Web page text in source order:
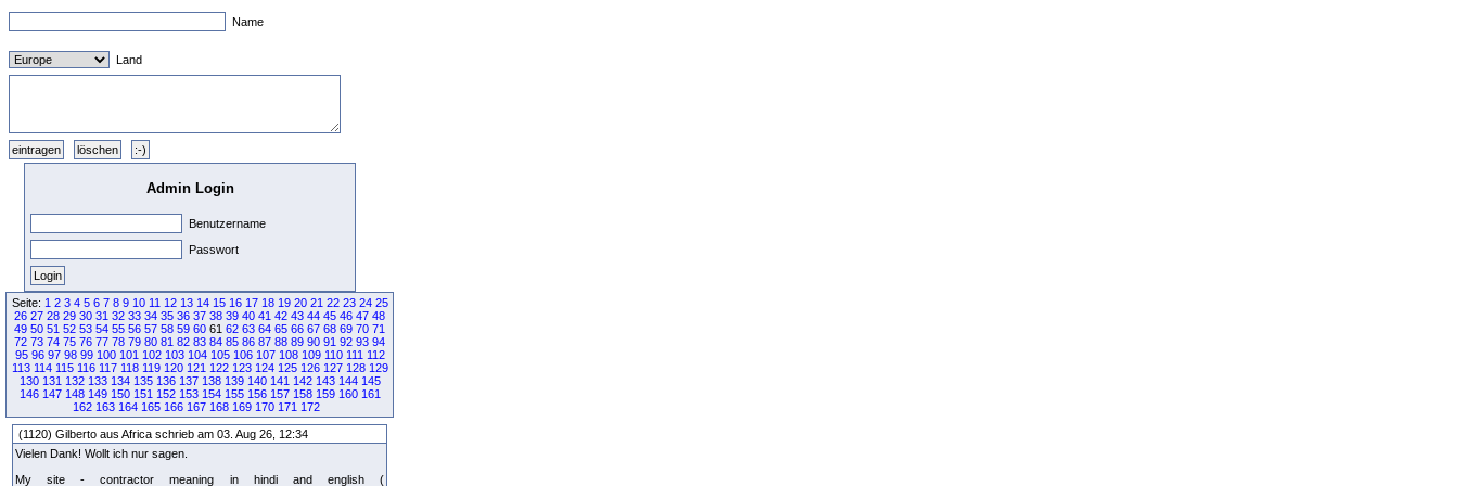
Name
Land
Admin Login
Benutzername
Passwort
Seite: 1 2 3 4 5 6 7 8 9 10 11 12 13 14 15 16 17 18 19 20 21 22 23 24 25
26 27 28 29 30 31 32 33 34 35 36 37 38 39 40 41 42 43 44 45 46 47 48
49 50 51 52 53 54 55 56 57 58 59 60 61 62 63 64 65 66 67 68 69 70 71
72 73 74 75 76 77 78 79 80 81 82 83 84 85 86 87 88 89 90 91 92 93 94
95 96 97 98 99 100 101 102 103 104 105 106 107 108 109 110 111 112
113 114 115 116 117 118 119 120 121 122 123 124 125 126 127 128 129
130 131 132 133 134 135 136 137 138 139 140 141 142 143 144 145
146 147 148 149 150 151 152 153 154 155 156 157 158 159 160 161
162 163 164 165 166 167 168 169 170 171 172
(1120) Gilberto aus Africa schrieb am 03. Aug 26, 12:34
Vielen Dank! Wollt ich nur sagen.
My site - contractor meaning in hindi and english (